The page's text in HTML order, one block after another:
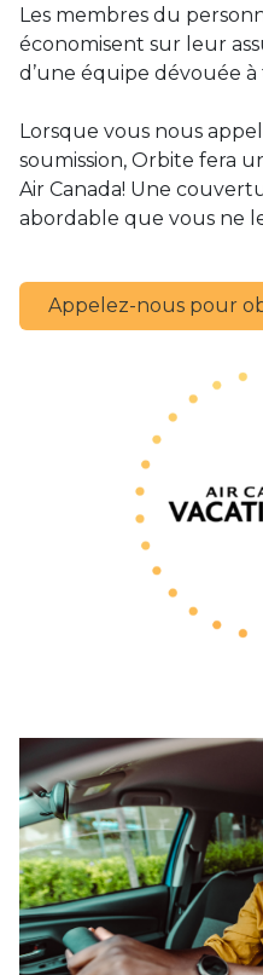
Les membres du
économisent sur leur
d’une équipe dévouée
Lorsque vous nous
soumission, Orbite fera
Air Canada! Une
abordable que vous ne
Appelez-nous pour